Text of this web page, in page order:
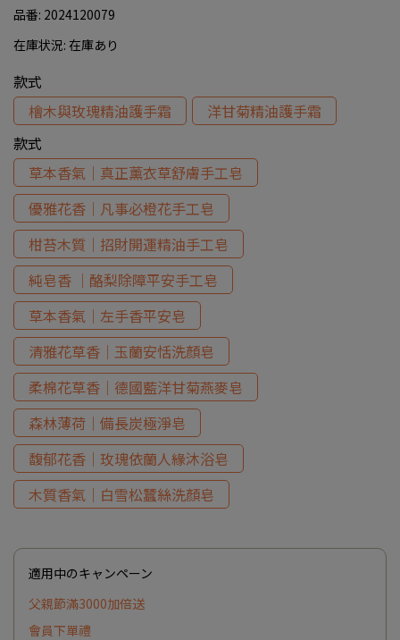
品番: 2024120079
在庫状況: 在庫あり
款式
檜木與玫瑰精油護手霜
洋甘菊精油護手霜
款式
草本香氣｜真正薰衣草舒膚手工皂
優雅花香｜凡事必橙花手工皂
柑苔木質｜招財開運精油手工皂
純皂香 ｜酪梨除障平安手工皂
草本香氣｜左手香平安皂
清雅花草香｜玉蘭安恬洗顏皂
柔棉花草香｜德國藍洋甘菊燕麥皂
森林薄荷｜備長炭極淨皂
馥郁花香｜玫瑰依蘭人緣沐浴皂
木質香氣｜白雪松蠶絲洗顏皂
適用中のキャンペーン
父親節滿3000加倍送
會員下單禮